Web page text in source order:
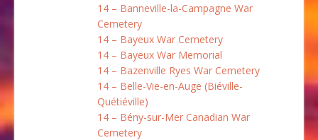
14 – Banneville-la-Campagne War
Cemetery
14 – Bayeux War Cemetery
14 – Bayeux War Memorial
14 – Bazenville Ryes War Cemetery
14 – Belle-Vie-en-Auge (Biéville-
Quétiéville)
14 – Bény-sur-Mer Canadian War
Cemetery